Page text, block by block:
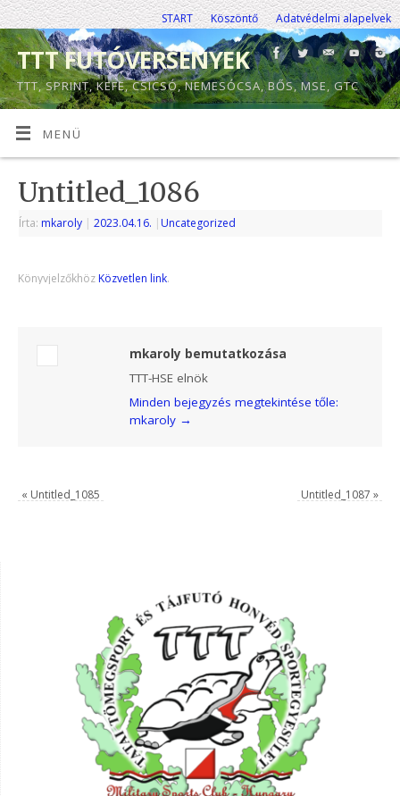
START Köszöntő Adatvédelmi alapelvek
TTT FUTÓVERSENYEK
TTT, SPRINT, KEFE, CSICSÓ, NEMESÓCSA, BŐS, MSE, GTC
MENÜ
Untitled_1086
Írta: mkaroly | 2023.04.16. | Uncategorized
Könyvjelzőkhöz Közvetlen link.
mkaroly bemutatkozása
TTT-HSE elnök
Minden bejegyzés megtekintése tőle:
mkaroly →
« Untitled_1085 Untitled_1087 »